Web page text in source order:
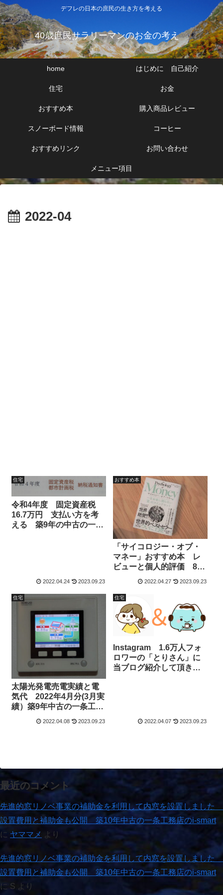
デフレの日本の庶民の生き方を考える
40歳庶民サラリーマンのお金の考え
home はじめに 自己紹介
住宅 お金
おすすめ本 購入商品レビュー
スノーボード情報 コーヒー
おすすめリンク お問い合わせ
メニュー項目
2022-04
住宅
令和4年度 固定資産税
16.7万円 支払い方を考
える 築9年の中古の一条
2022.04.24 2023.09.23
おすすめ本
「サイコロジー・オブ・
マネー」おすすめ本 レ
ビューと個人的評価 85
2022.04.27 2023.09.23
住宅
太陽光発電売電実績と電
気代 2022年4月分(3月実
績）築9年中古の一条工務
店i-smart（アイスマー
2022.04.08 2023.09.23
住宅
Instagram 1.6万人フォ
ロワーの「とりさん」に
当ブログ紹介して頂きま
2022.04.07 2023.09.23
最近のコメント
先進的窓リノベ事業の補助金を利用して内窓を設置しました
設置費用と補助金も公開 築10年中古の一条工務店のi-smart
に ヤママメ より
先進的窓リノベ事業の補助金を利用して内窓を設置しました
設置費用と補助金も公開 築10年中古の一条工務店のi-smart
に S より